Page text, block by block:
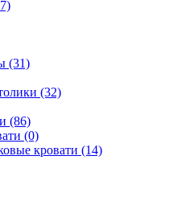
(31)
(32)
(86)
(0)
кровати (14)